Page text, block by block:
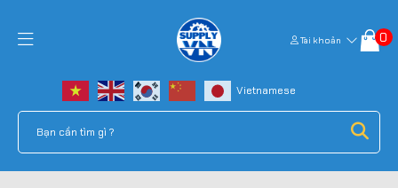
Tài khoản 0